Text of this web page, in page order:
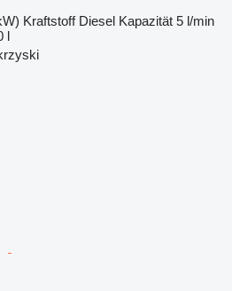
Kraftstoff Diesel Kapazität 5 l/min
l